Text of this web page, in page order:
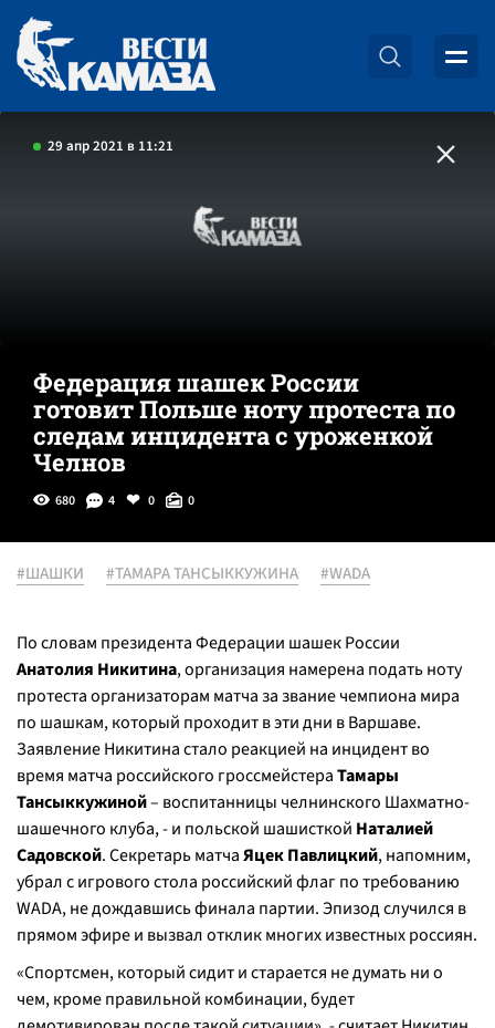
29 апр 2021 в 11:21
Федерация шашек России
готовит Польше ноту протеста по
следам инцидента с уроженкой
Челнов
680 4 0 0
#ШАШКИ #ТАМАРА ТАНСЫККУЖИНА #WADA
По словам президента Федерации шашек России
Анатолия Никитина, организация намерена подать ноту
протеста организаторам матча за звание чемпиона мира
по шашкам, который проходит в эти дни в Варшаве.
Заявление Никитина стало реакцией на инцидент во
время матча российского гроссмейстераТамары
Тансыккужиной– воспитанницы челнинского Шахматно-
шашечного клуба, - и польской шашисткой Наталией
Садовской. Секретарь матчаЯцек Павлицкий, напомним,
убрал с игрового стола российский флаг по требованию
WADA, не дождавшись финала партии. Эпизод случился в
прямом эфире и вызвал отклик многих известных россиян.
«Спортсмен, который сидит и старается не думать ни о
чем, кроме правильной комбинации, будет